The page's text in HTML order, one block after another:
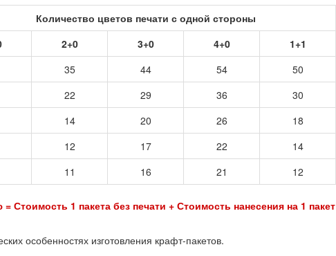
Количество цветов печати с одной стороны
2+0 3+0 4+0
1+1
35 44 54
50
22 29 36
30
14 20 26
18
12 17 22
14
11 16 21 12
Стоимость 1 пакета без печати + Стоимость нанесения на 1 пакет
особенностях изготовления крафт-пакетов.